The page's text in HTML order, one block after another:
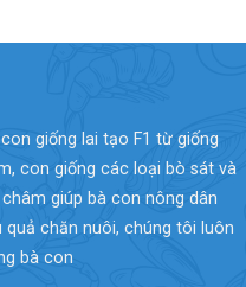
giống lai tạo F1 từ giống
con giống các loại bò sát và
giúp bà con nông dân
chăn nuôi, chúng tôi luôn
bà con